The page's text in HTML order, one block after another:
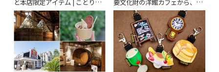
と本店限定アイテム | ことりっ
ぷ
要文化財の洋館カフェから、改
札すぐのレトロ喫茶まで~ | こと
りっぷ